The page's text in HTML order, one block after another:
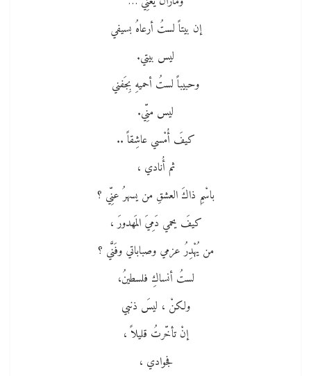
إن بيتاً لستُ أرعاهُ بسيفي
ليس بيتي.
وحبيباً لستُ أحميهِ بِجَفني
ليس منِّي.
كيفَ أُمْسي عاشِقاً ..
ثم أُنادي ،
باسْمِ ذاكَ العشقِ من يسهرُ عنِّي ؟
كيفَ يحمي دَمِيَ المَهدورَ ،
من يُهْدِرُ عزمي وصباباتي وفَنَّي ؟
لستُ أنساكِ فلسطينُ،
ولكنْ ، ليسَ ذنبي
إنْ تأخّرتُ قليلاً ،
فجوادي ،